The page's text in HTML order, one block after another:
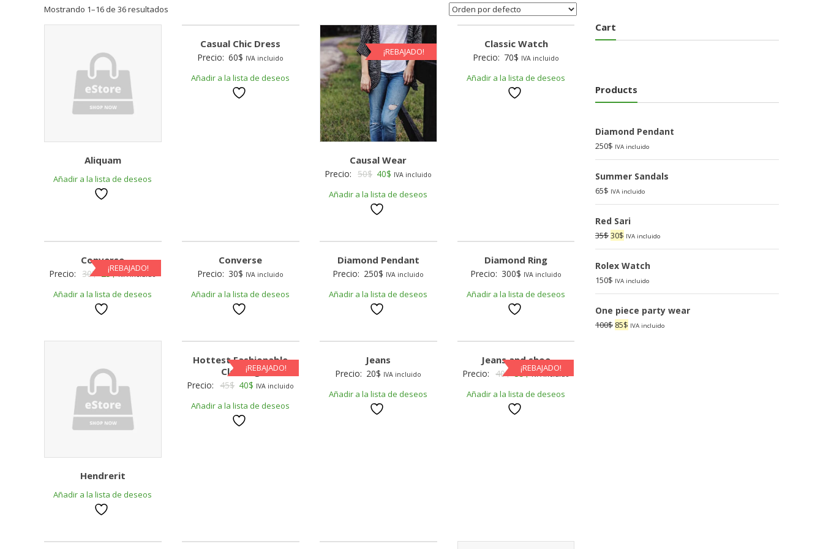
Mostrando 1–16 de 36 resultados
Aliquam
Añadir a la lista de deseos
Casual Chic Dress
Precio: 60$ IVA incluido
Añadir a la lista de deseos
¡REBAJADO!
Causal Wear
Precio: 50$ Original
price
was:
50$.
40$ Current
price
IVA incluido
Añadir a la lista de deseos
Classic Watch
Precio: 70$ IVA incluido
Añadir a la lista de deseos
¡REBAJADO!
Converse
Precio: 30$
Original
was:
30$.
25$Current
IVA incluido
Añadir a la lista de deseos
Converse
Precio: 30$ IVA incluido
Añadir a la lista de deseos
Diamond Pendant
Precio: 250$ IVA incluido
Añadir a la lista de deseos
Diamond Ring
Precio: 300$ IVA incluido
Añadir a la lista de deseos
Hendrerit
Añadir a la lista de deseos
¡REBAJADO!
Hottest Fashionable
Clothing
Precio: 45$ Original
was:
45$.
40$ Current
IVA incluido
Añadir a la lista de deseos
Jeans
Precio: 20$ IVA incluido
Añadir a la lista de deseos
¡REBAJADO!
Jeans and shoe
Precio: 40$
Original
was:
40$.
35$Current
IVA incluido
Añadir a la lista de deseos
Cart
Products
Diamond Pendant
250$ IVA incluido
Summer Sandals
65$ IVA incluido
Red Sari
35$Original
price
was:
35$.
30$ Current
price
is:
30$.
IVA incluido
Rolex Watch
150$ IVA incluido
One piece party wear
100$ Original
85$ Current
IVA incluido